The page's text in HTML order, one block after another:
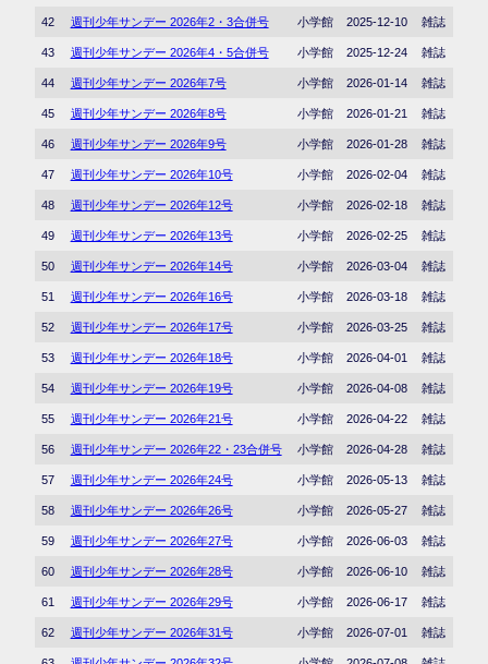
42 週刊少年サンデー 2026年2・3合併号 小学館 2025-12-10 雑誌
43 週刊少年サンデー 2026年4・5合併号 小学館 2025-12-24 雑誌
44 週刊少年サンデー 2026年7号 小学館 2026-01-14 雑誌
45 週刊少年サンデー 2026年8号 小学館 2026-01-21 雑誌
46 週刊少年サンデー 2026年9号 小学館 2026-01-28 雑誌
47 週刊少年サンデー 2026年10号 小学館 2026-02-04 雑誌
48 週刊少年サンデー 2026年12号 小学館 2026-02-18 雑誌
49 週刊少年サンデー 2026年13号 小学館 2026-02-25 雑誌
50 週刊少年サンデー 2026年14号 小学館 2026-03-04 雑誌
51 週刊少年サンデー 2026年16号 小学館 2026-03-18 雑誌
52 週刊少年サンデー 2026年17号 小学館 2026-03-25 雑誌
53 週刊少年サンデー 2026年18号 小学館 2026-04-01 雑誌
54 週刊少年サンデー 2026年19号 小学館 2026-04-08 雑誌
55 週刊少年サンデー 2026年21号 小学館 2026-04-22 雑誌
56 週刊少年サンデー 2026年22・23合併号 小学館 2026-04-28 雑誌
57 週刊少年サンデー 2026年24号 小学館 2026-05-13 雑誌
58 週刊少年サンデー 2026年26号 小学館 2026-05-27 雑誌
59 週刊少年サンデー 2026年27号 小学館 2026-06-03 雑誌
60 週刊少年サンデー 2026年28号 小学館 2026-06-10 雑誌
61 週刊少年サンデー 2026年29号 小学館 2026-06-17 雑誌
62 週刊少年サンデー 2026年31号 小学館 2026-07-01 雑誌